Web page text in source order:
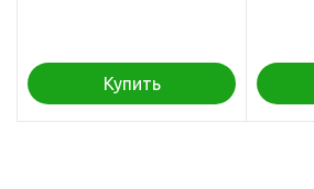
Купить